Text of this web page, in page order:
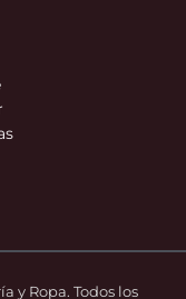
y Ropa. Todos los